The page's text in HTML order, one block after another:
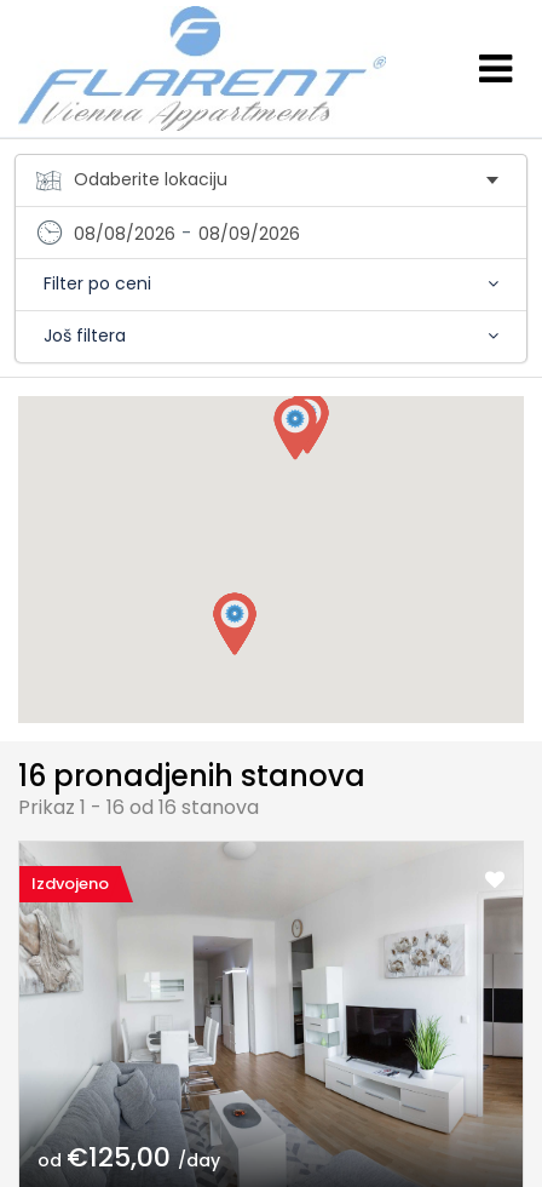
08/08/2026 - 08/09/2026
Filter po ceni
Još filtera
16 pronadjenih stanova
Prikaz 1 - 16 od 16 stanova
Izdvojeno
od €125,00/day